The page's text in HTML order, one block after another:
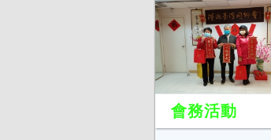
會務活動